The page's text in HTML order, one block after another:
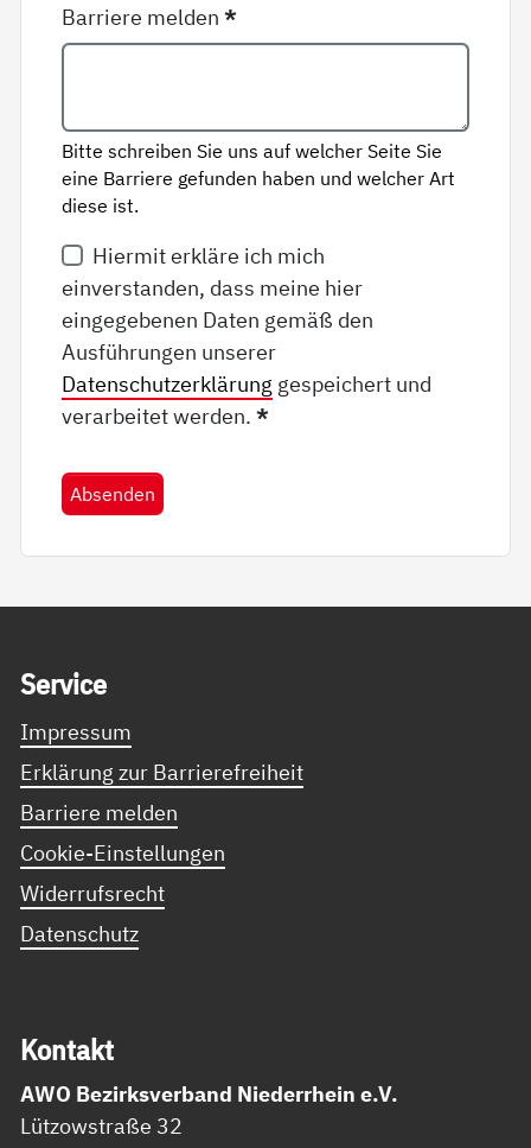
Barriere melden*
Bitte schreiben Sie uns auf welcher Seite Sie
eine Barriere gefunden haben und welcher Art
diese ist.
Hiermit erkläre ich mich
einverstanden, dass meine hier
eingegebenen Daten gemäß den
Ausführungen unserer
Datenschutzerklärung gespeichert und
verarbeitet werden.*
Absenden
Ser­vice
Impressum
Erklärung zur Barrierefreiheit
Barriere melden
Cookie-Einstellungen
Widerrufsrecht
Datenschutz
Kon­takt
AWO Bezirksverband Niederrhein e.V.
Lützowstraße 32